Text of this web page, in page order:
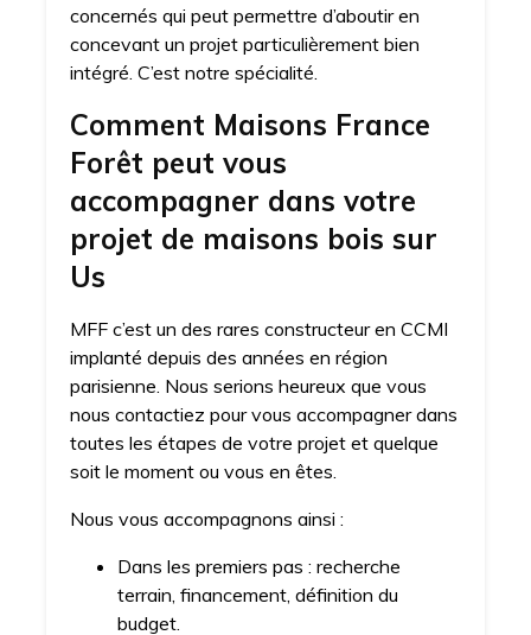
concernés qui peut permettre d’aboutir en
concevant un projet particulièrement bien
intégré. C’est notre spécialité.
Comment Maisons France
Forêt peut vous
accompagner dans votre
projet de maisons bois sur
Us
MFF c’est un des rares constructeur en CCMI
implanté depuis des années en région
parisienne. Nous serions heureux que vous
nous contactiez pour vous accompagner dans
toutes les étapes de votre projet et quelque
soit le moment ou vous en êtes.
Nous vous accompagnons ainsi :
Dans les premiers pas : recherche
terrain, financement, définition du
budget.